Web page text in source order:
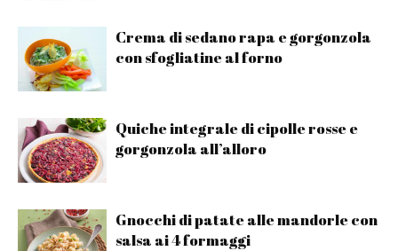
Crema di sedano rapa e gorgonzola
con sfogliatine al forno
Quiche integrale di cipolle rosse e
gorgonzola all’alloro
Gnocchi di patate alle mandorle con
salsa ai 4 formaggi